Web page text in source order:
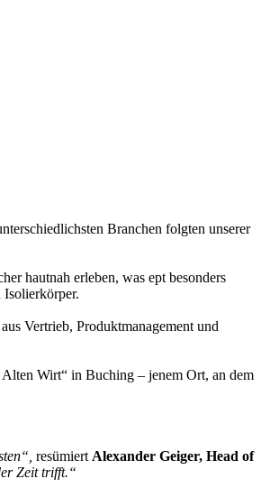
Branchen folgten unserer
hautnah erleben, was ept besonders
Isolierkörper.
Vertrieb, Produktmanagement und
Wirt“ in Buching – jenem Ort, an dem
resümiert Alexander Geiger, Head of
Zeit trifft.“